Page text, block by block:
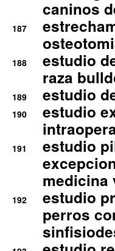
caninos
187
188
estudio
raza
189 estudio
190
estudio
191
estudio
medicina
192
estudio
perros